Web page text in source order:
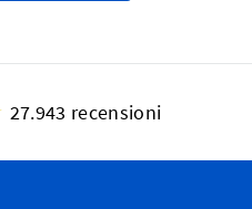
27.943 recensioni